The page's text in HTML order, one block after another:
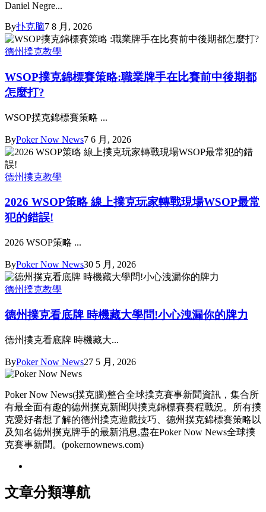
Daniel Negre...
By扑克脑7 8 月, 2026
德州撲克教學
WSOP撲克錦標賽策略:職業牌手在比賽前中後期都
怎麼打?
WSOP撲克錦標賽策略 ...
ByPoker Now News7 6 月, 2026
德州撲克教學
2026 WSOP策略 線上撲克玩家轉戰現場WSOP最常
犯的錯誤!
2026 WSOP策略 ...
ByPoker Now News30 5 月, 2026
德州撲克教學
德州撲克看底牌 時機藏大學問!小心洩漏你的牌力
德州撲克看底牌 時機藏大...
ByPoker Now News27 5 月, 2026
Poker Now News(撲克腦)整合全球撲克賽事新聞資訊，集合所
有最全面有趣的德州撲克新聞與撲克錦標賽賽程戰況。所有撲
克愛好者想了解的德州撲克遊戲技巧、德州撲克錦標賽策略以
及知名德州撲克牌手的最新消息,盡在Poker Now News全球撲
克賽事新聞。(pokernownews.com)
文章分類導航